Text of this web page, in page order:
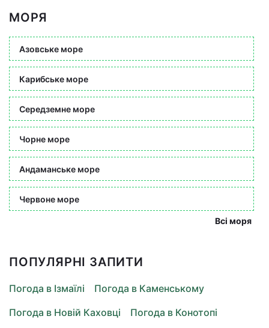
МОРЯ
Азовське море
Карибське море
Середземне море
Чорне море
Андаманське море
Червоне море
Всі моря
ПОПУЛЯРНІ ЗАПИТИ
Погода в Ізмаїлі
Погода в Каменському
Погода в Новій Каховці
Погода в Конотопі